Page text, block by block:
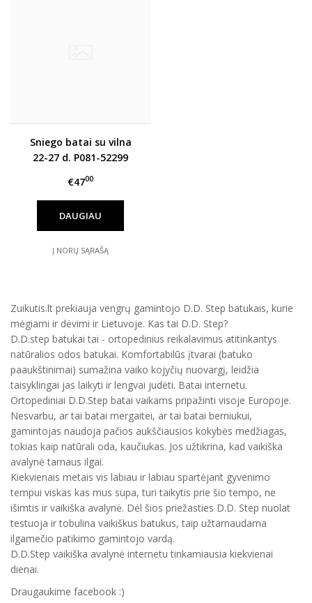
Sniego batai su vilna
22-27 d. P081-52299
€4700
DAUGIAU
Į NORŲ SĄRAŠĄ
Zuikutis.lt prekiauja vengrų gamintojo D.D. Step batukais, kurie
mėgiami ir dėvimi ir Lietuvoje. Kas tai D.D. Step?
D.D.step batukai tai - ortopedinius reikalavimus atitinkantys
natūralios odos batukai. Komfortabilūs įtvarai (batuko
paaukštinimai) sumažina vaiko kojyčių nuovargį, leidžia
taisyklingai jas laikyti ir lengvai judėti. Batai internetu.
Ortopediniai D.D.Step batai vaikams pripažinti visoje Europoje.
Nesvarbu, ar tai batai mergaitei, ar tai batai berniukui,
gamintojas naudoja pačios aukščiausios kokybės medžiagas,
tokias kaip natūrali oda, kaučiukas. Jos užtikrina, kad vaikiška
avalynė tarnaus ilgai.
Kiekvienais metais vis labiau ir labiau spartėjant gyvenimo
tempui viskas kas mus supa, turi taikytis prie šio tempo, ne
išimtis ir vaikiška avalynė. Dėl šios priežasties D.D. Step nuolat
testuoja ir tobulina vaikiškus batukus, taip užtarnaudama
ilgamečio patikimo gamintojo vardą.
D.D.Step vaikiška avalynė internetu tinkamiausia kiekvienai
dienai.
Draugaukime facebook :)